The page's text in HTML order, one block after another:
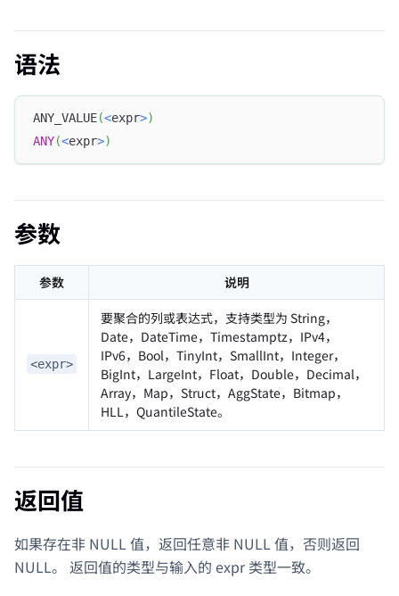
语法
ANY_VALUE(<expr>)
ANY(<expr>)
参数
参数 说明
<expr>
要聚合的列或表达式，支持类型为 String，
Date，DateTime，Timestamptz，IPv4，
IPv6，Bool，TinyInt，SmallInt，Integer，
BigInt，LargeInt，Float，Double，Decimal，
Array，Map，Struct，AggState，Bitmap，
HLL，QuantileState。
返回值
如果存在非 NULL 值，返回任意非 NULL 值，否则返回
NULL。 返回值的类型与输入的 expr 类型一致。